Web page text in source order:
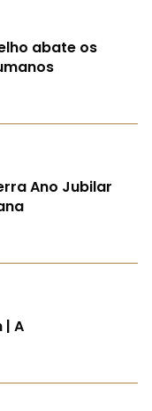
abate os
Ano Jubilar
| A